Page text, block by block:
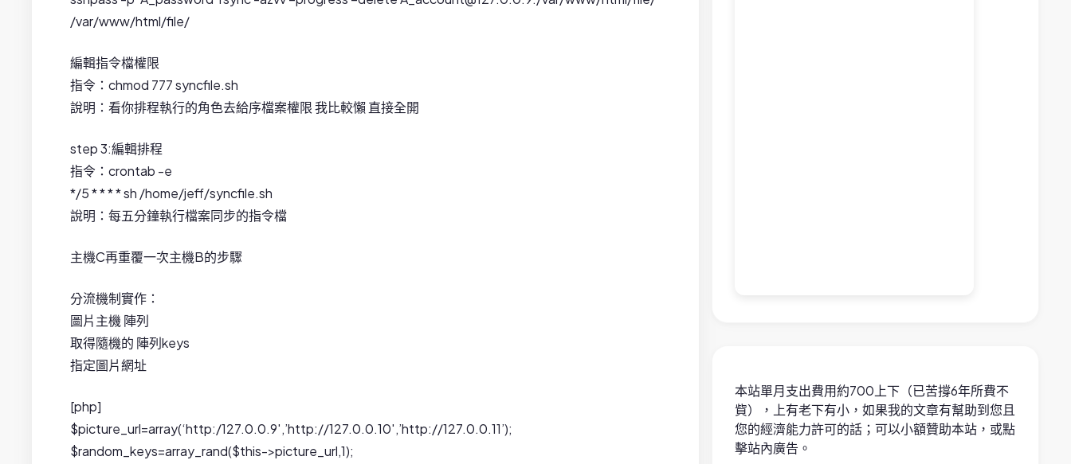
/var/www/html/file/
編輯指令檔權限
指令：chmod 777 syncfile.sh
說明：看你排程執行的角色去給序檔案權限 我比較懶 直接全開
step 3:編輯排程
指令：crontab -e
*/5 * * * * sh /home/jeff/syncfile.sh
說明：每五分鐘執行檔案同步的指令檔
主機C再重覆一次主機B的步驟
分流機制實作：
圖片主機 陣列
取得隨機的 陣列keys
指定圖片網址
[php]
$picture_url=array(‘http:/127.0.0.9′,’http://127.0.0.10′,’http://127.0.0.11’);
$random_keys=array_rand($this->picture_url,1);
本站單月支出費用約700上下（已苦撐6年所費不
貲），上有老下有小，如果我的文章有幫助到您且
您的經濟能力許可的話；可以小額贊助本站，或點
擊站內廣告。